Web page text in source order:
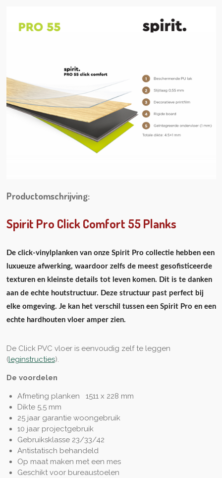
Productomschrijving:
Spirit Pro Click Comfort 55 Planks
De click-vinylplanken van onze Spirit Pro collectie hebben een
luxueuze afwerking, waardoor zelfs de meest gesofisticeerde
texturen en kleinste details tot leven komen. Dit is te danken
aan de echte houtstructuur. Deze structuur past perfect bij
elke omgeving. Je kan het verschil tussen een Spirit Pro en een
echte hardhouten vloer amper zien.
De Click PVC vloer is eenvoudig zelf te leggen
(leginstructies).
De voordelen
Afmeting planken 1511 x 228 mm
Dikte 5,5 mm
25 jaar garantie woongebruik
10 jaar projectgebruik
Gebruiksklasse 23/33/42
Antistatisch behandeld
Op maat maken met een mes
Geschikt voor bureaustoelen